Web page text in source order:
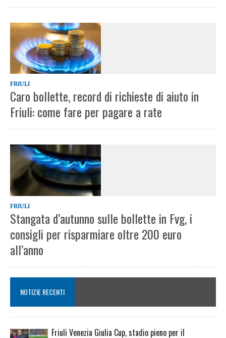
FRIULI
Caro bollette, record di richieste di aiuto in
Friuli: come fare per pagare a rate
FRIULI
Stangata d’autunno sulle bollette in Fvg, i
consigli per risparmiare oltre 200 euro
all’anno
NOTIZIE RECENTI
Friuli Venezia Giulia Cup, stadio pieno per il